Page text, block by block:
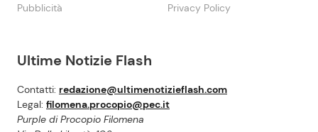
Ultime Notizie Flash
Contatti: redazione@ultimenotizieflash.com
Legal: filomena.procopio@pec.it
Purple di Procopio Filomena
Pubblicità Privacy Policy